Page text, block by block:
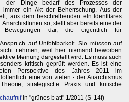
der Dinge bedarf des Prozesses der
immer ein Akt der Beherrschung. Aus der
aus dem beschreibenden ein identitäres
AnarchistInnen so, stellt aber bereits eine der
Bewegungen dar, die eigentlich für
auf Unfehlbarkeit. Sie müssen auf
nehmen, weil hier niemand beworben
Meinung dargestellt wird. Es muss auch
kritisch geprüft werden. Es ist eine
Perspektive des Jahres 2011 im
eine von vielen - der Anarchismus
strategische Praxis und kritische
in "grünes blatt" 1/2011 (S. 14f)